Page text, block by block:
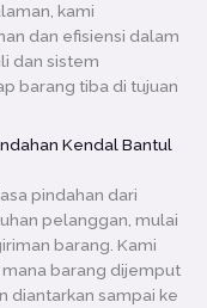
kami
dan efisiensi dalam
dan sistem
barang tiba di tujuan
Kendal Bantul
pindahan dari
pelanggan, mulai
barang. Kami
barang dijemput
diantarkan sampai ke